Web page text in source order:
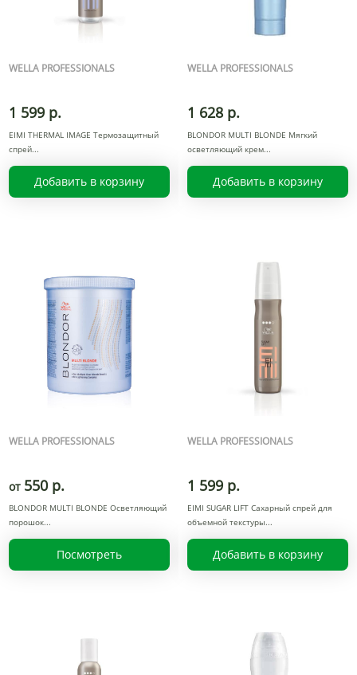
WELLA PROFESSIONALS
1 599 р.
EIMI THERMAL IMAGE Термозащитный
спрей
Добавить в корзину
WELLA PROFESSIONALS
1 628 р.
BLONDOR MULTI BLONDE Mягкий
осветляющий крем
Добавить в корзину
WELLA PROFESSIONALS
от 550 р.
BLONDOR MULTI BLONDE Осветляющий
порошок
Посмотреть
WELLA PROFESSIONALS
1 599 р.
EIMI SUGAR LIFT Сахарный спрей для
объемной текстуры
Добавить в корзину